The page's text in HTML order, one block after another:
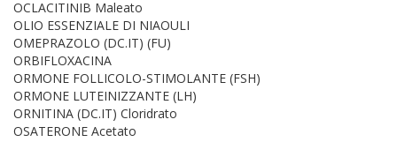
OCLACITINIB Maleato
OLIO ESSENZIALE DI NIAOULI
OMEPRAZOLO (DC.IT) (FU)
ORBIFLOXACINA
ORMONE FOLLICOLO-STIMOLANTE (FSH)
ORMONE LUTEINIZZANTE (LH)
ORNITINA (DC.IT) Cloridrato
OSATERONE Acetato